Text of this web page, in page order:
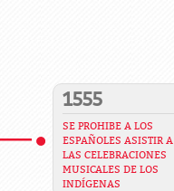
1555
SE PROHIBE A LOS
ESPAÑOLES ASISTIR A
LAS CELEBRACIONES
MUSICALES DE LOS
INDÍGENAS